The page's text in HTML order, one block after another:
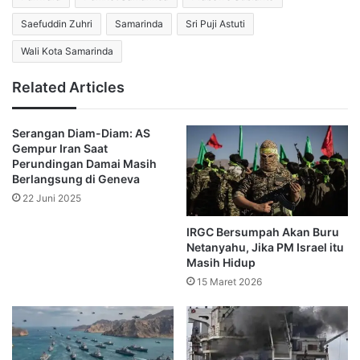
Baqaei menegaskan bahwa Hamas adalah entitas yang
independen dan tidak membutuhkan intervensi pihak
ketiga dalam menentukan sikap politiknya.
“Hamas adalah organisasi yang mengetahui dan
memperjuangkan kepentingan rakyat Gaza yang tertindas
dengan cara mereka sendiri, dan mereka tidak tunduk
pada arahan negara mana pun,” ujarnya.
Putaran terbaru negosiasi gencatan senjata antara Israel
dan Hamas digelar awal Juli di Doha, Qatar, dengan
mediasi dari AS, Mesir, dan Qatar. Namun, perundingan itu
gagal membuahkan hasil. Kedua belah pihak saling
menyalahkan atas kegagalan kompromi terkait isu-isu
penting, termasuk jaminan penghentian serangan dan
Saefuddin Zuhri Samarinda Sri Puji Astuti
Wali Kota Samarinda
Related Articles
Serangan Diam-Diam: AS
Gempur Iran Saat
Perundingan Damai Masih
Berlangsung di Geneva
22 Juni 2025
IRGC Bersumpah Akan Buru
Netanyahu, Jika PM Israel itu
Masih Hidup
15 Maret 2026